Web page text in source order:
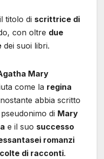
titolo di scrittrice di
con oltre due
dei suoi libri.
Mary
come la regina
abbia scritto
di Mary
e il suo successo
romanzi
di racconti.